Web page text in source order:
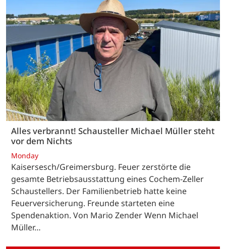
Alles verbrannt! Schausteller Michael Müller steht
vor dem Nichts
Monday
Kaisersesch/Greimersburg. Feuer zerstörte die
gesamte Betriebsausstattung eines Cochem-Zeller
Schaustellers. Der Familienbetrieb hatte keine
Feuerversicherung. Freunde starteten eine
Spendenaktion. Von Mario Zender Wenn Michael
Müller…